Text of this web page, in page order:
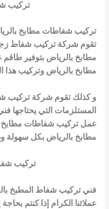
تركيب
تركيب شفاطات مطابخ
تقوم شركةتركيب شفاط
مطابخ بالرياض بتوفير
مطابخ بالرياض وتركيب هذا
و كذلك تقوم شركةتركيب
المستلزمات التي يحتاجها
عملتركيب شفاطات مطابخ
مطابخ بالرياض بكل سهولة
تركيب
فني تركيب شفاط المطبخ
عملائنا الكرام إذا كنتم